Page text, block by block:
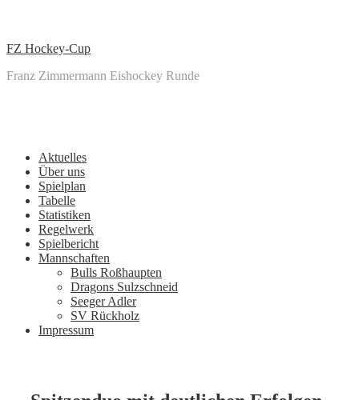
zentralen
Inhalt
FZ Hockey-Cup
Franz Zimmermann Eishockey Runde
Navigation
Aktuelles
Über uns
Spielplan
Tabelle
Statistiken
Regelwerk
Spielbericht
Mannschaften
Bulls Roßhaupten
Dragons Sulzschneid
Seeger Adler
SV Rückholz
Impressum